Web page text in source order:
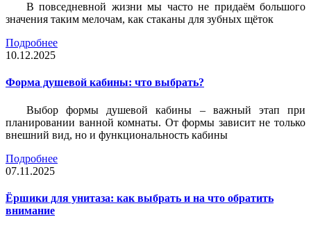
В повседневной жизни мы часто не придаём большого
значения таким мелочам, как стаканы для зубных щёток
Подробнее
10.12.2025
Форма душевой кабины: что выбрать?
Выбор формы душевой кабины – важный этап при
планировании ванной комнаты. От формы зависит не только
внешний вид, но и функциональность кабины
Подробнее
07.11.2025
Ёршики для унитаза: как выбрать и на что обратить
внимание